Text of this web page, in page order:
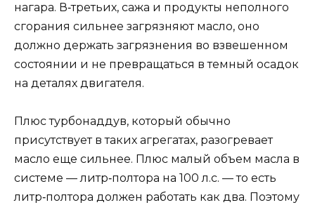
нагара. В‑третьих, сажа и продукты неполного
сгорания сильнее загрязняют масло, оно
должно держать загрязнения во взвешенном
состоянии и не превращаться в темный осадок
на деталях двигателя.
Плюс турбонаддув, который обычно
присутствует в таких агрегатах, разогревает
масло еще сильнее. Плюс малый объем масла в
системе — литр‑полтора на 100 л.с. — то есть
литр‑полтора должен работать как два. Поэтому